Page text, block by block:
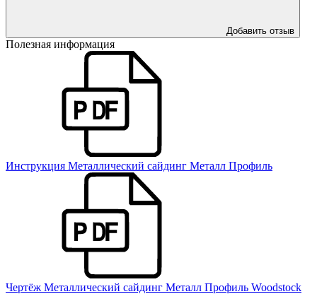
Добавить отзыв
Полезная информация
Инструкция Металлический сайдинг Металл Профиль
Чертёж Металлический сайдинг Металл Профиль Woodstock